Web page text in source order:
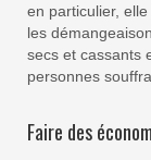
en particulier,
les
secs et cassants
personnes
Faire des